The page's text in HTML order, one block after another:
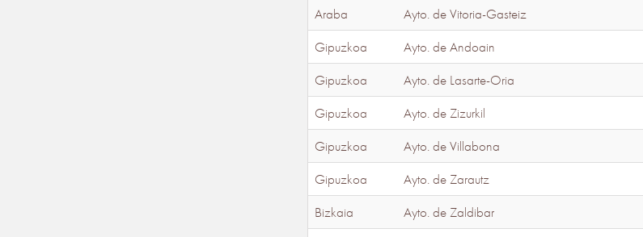
Araba
Ayto. de Vitoria-Gasteiz
Gipuzkoa
Ayto. de Andoain
Gipuzkoa
Ayto. de Lasarte-Oria
Gipuzkoa
Ayto. de Zizurkil
Gipuzkoa
Ayto. de Villabona
Gipuzkoa
Ayto. de Zarautz
Bizkaia
Ayto. de Zaldibar